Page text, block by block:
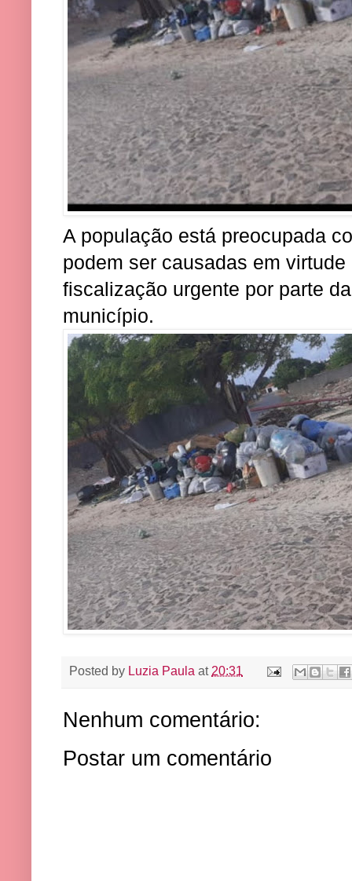
A população está preocupada
podem ser causadas em
fiscalização urgente por parte
município.
Posted by Luzia Paula at 20:31
Nenhum comentário:
Postar um comentário